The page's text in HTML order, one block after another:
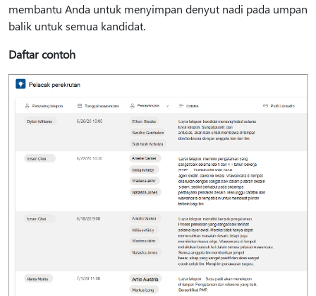
membantu Anda untuk menyimpan denyut nadi pada umpan
balik untuk semua kandidat.
Daftar contoh